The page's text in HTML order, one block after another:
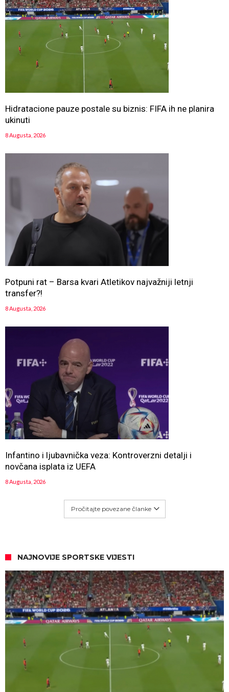
Hidratacione pauze postale su biznis: FIFA ih ne planira
ukinuti
8 Augusta, 2026
Potpuni rat – Barsa kvari Atletikov najvažniji letnji
transfer?!
8 Augusta, 2026
Infantino i ljubavnička veza: Kontroverzni detalji i
novčana isplata iz UEFA
8 Augusta, 2026
Pročitajte povezane članke
NAJNOVIJE SPORTSKE VIJESTI